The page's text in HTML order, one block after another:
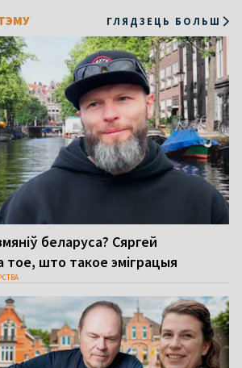
ГЛЯДЗЕЦЬ БОЛЬШ
беларуса? Сяргей
тое, што такое эміграцыя